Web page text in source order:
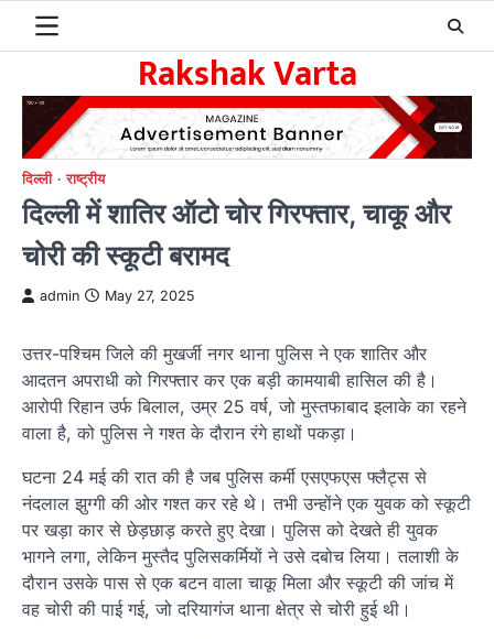
Rakshak Varta
दिल्ली राष्ट्रीय
दिल्ली में शातिर ऑटो चोर गिरफ्तार, चाकू और
चोरी की स्कूटी बरामद
admin May 27, 2025
उत्तर-पश्चिम जिले की मुखर्जी नगर थाना पुलिस ने एक शातिर और
आदतन अपराधी को गिरफ्तार कर एक बड़ी कामयाबी हासिल की है।
आरोपी रिहान उर्फ बिलाल, उम्र 25 वर्ष, जो मुस्तफाबाद इलाके का रहने
वाला है, को पुलिस ने गश्त के दौरान रंगे हाथों पकड़ा।
घटना 24 मई की रात की है जब पुलिस कर्मी एसएफएस फ्लैट्स से
नंदलाल झुग्गी की ओर गश्त कर रहे थे। तभी उन्होंने एक युवक को स्कूटी
पर खड़ा कार से छेड़छाड़ करते हुए देखा। पुलिस को देखते ही युवक
भागने लगा, लेकिन मुस्तैद पुलिसकर्मियों ने उसे दबोच लिया। तलाशी के
दौरान उसके पास से एक बटन वाला चाकू मिला और स्कूटी की जांच में
वह चोरी की पाई गई, जो दरियागंज थाना क्षेत्र से चोरी हुई थी।